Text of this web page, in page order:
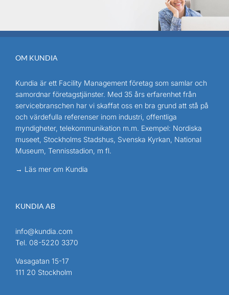
OM KUNDIA
Kundia är ett Facility Management företag som samlar och
samordnar företagstjänster. Med 35 års erfarenhet från
servicebranschen har vi skaffat oss en bra grund att stå på
och värdefulla referenser inom industri, offentliga
myndigheter, telekommunikation m.m. Exempel: Nordiska
museet, Stockholms Stadshus, Svenska Kyrkan, National
Museum, Tennisstadion, m fl.
→ Läs mer om Kundia
KUNDIA AB
info@kundia.com
Tel. 08-5220 3370
Vasagatan 15-17
111 20 Stockholm